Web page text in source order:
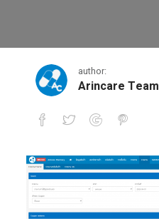
author:
Arincare Team
6